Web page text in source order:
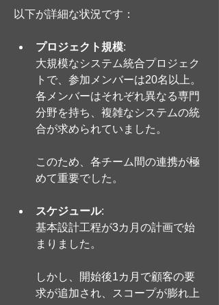
以下が詳細な状況です：
プロジェクト規模:
大規模なシステム統合プロジェク
トで、参加メンバーは20名以上。
各メンバーはそれぞれ異なる専門
分野を持ち、複雑なシステムの統
合が求められていました。
このため、各チーム間の連携が極
めて重要でした。
スケジュール:
基本設計工程が3カ月の計画で始
まりました。
しかし、開始後1カ月で顧客の要
求が追加され、スコープが膨れ上